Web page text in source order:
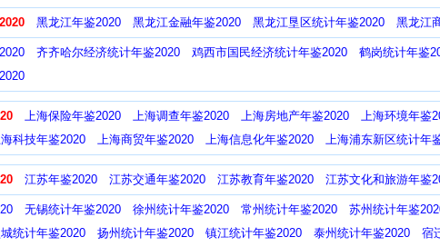
黑龙江年鉴2020 黑龙江金融年鉴2020 黑龙江垦区统计年鉴2020 黑龙江
齐齐哈尔经济统计年鉴2020 鸡西市国民经济统计年鉴2020 鹤岗统计年鉴
上海保险年鉴2020 上海调查年鉴2020 上海房地产年鉴2020 上海环境年鉴
科技年鉴2020 上海商贸年鉴2020 上海信息化年鉴2020 上海浦东新区统计年
江苏年鉴2020 江苏交通年鉴2020 江苏教育年鉴2020 江苏文化和旅游年鉴
无锡统计年鉴2020 徐州统计年鉴2020 常州统计年鉴2020 苏州统计年鉴
统计年鉴2020 扬州统计年鉴2020 镇江统计年鉴2020 泰州统计年鉴2020 宿